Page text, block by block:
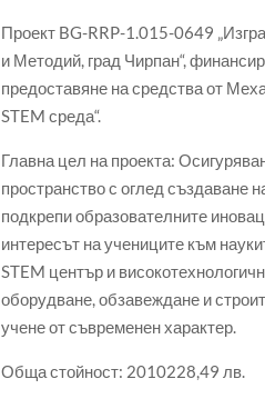
Проект BG-RRP-1.015-0649
и Методий, град Чирпан“,
предоставяне на средства от
STEM среда“.
Главна цел на проекта:
пространство с оглед създаване
подкрепи образователните
интересът на учениците към
STEM център и
оборудване, обзавеждане и
учене от съвременен характер.
Обща стойност: 2010228,49 лв.